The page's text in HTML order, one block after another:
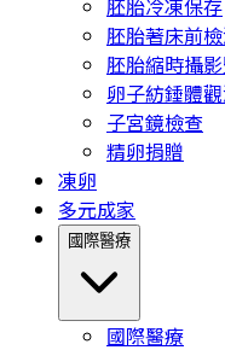
胚胎冷凍保存
胚胎著床前
胚胎縮時攝
卵子紡錘體
子宮鏡檢查
精卵捐贈
凍卵
多元成家
國際醫療
國際醫療